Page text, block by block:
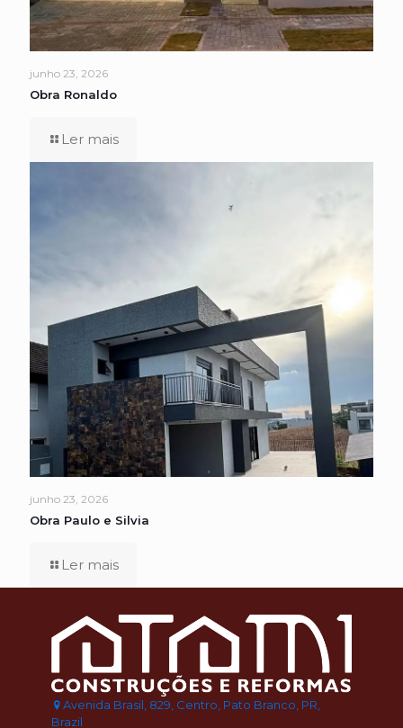
junho 23, 2026
Obra Ronaldo
Ler mais
junho 23, 2026
Obra Paulo e Silvia
Ler mais
Avenida Brasil, 829, Centro, Pato Branco, PR,
Brazil